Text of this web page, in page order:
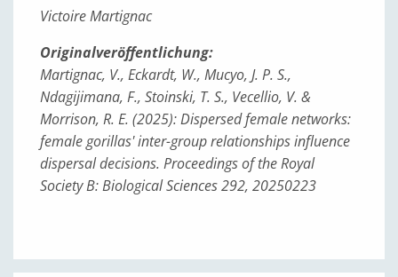
Victoire Martignac
Originalveröffentlichung:
Martignac, V., Eckardt, W., Mucyo, J. P. S.,
Ndagijimana, F., Stoinski, T. S., Vecellio, V. &
Morrison, R. E. (2025): Dispersed female networks:
female gorillas' inter-group relationships influence
dispersal decisions. Proceedings of the Royal
Society B: Biological Sciences 292, 20250223